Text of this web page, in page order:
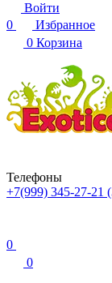
Войти
0
Избранное
0 Корзина
Телефоны
+7(999) 345-27-21
0
0